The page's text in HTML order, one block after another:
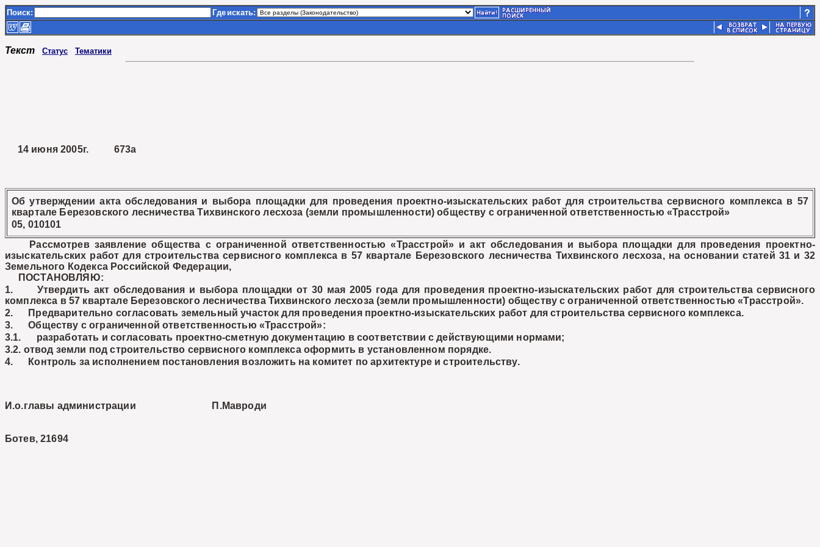
Поиск: Где искать:
Текст Статус Тематики
14 июня 2005г. 673а
Об утверждении акта обследования и выбора площадки для проведения проектно-изыскательских работ для строительства сервисного комплекса в 57
квартале Березовского лесничества Тихвинского лесхоза (земли промышленности) обществу с ограниченной ответственностью «Трасстрой»
05, 010101
Рассмотрев заявление общества с ограниченной ответственностью «Трасстрой» и акт обследования и выбора площадки для проведения проектно-
изыскательских работ для строительства сервисного комплекса в 57 квартале Березовского лесничества Тихвинского лесхоза, на основании статей 31 и 32
Земельного Кодекса Российской Федерации,
ПОСТАНОВЛЯЮ:
1. Утвердить акт обследования и выбора площадки от 30 мая 2005 года для проведения проектно-изыскательских работ для строительства сервисного
комплекса в 57 квартале Березовского лесничества Тихвинского лесхоза (земли промышленности) обществу с ограниченной ответственностью «Трасстрой».
2. Предварительно согласовать земельный участок для проведения проектно-изыскательских работ для строительства сервисного комплекса.
3. Обществу с ограниченной ответственностью «Трасстрой»:
3.1. разработать и согласовать проектно-сметную документацию в соответствии с действующими нормами;
3.2. отвод земли под строительство сервисного комплекса оформить в установленном порядке.
4. Контроль за исполнением постановления возложить на комитет по архитектуре и строительству.
И.о.главы администрации П.Мавроди
Ботев, 21694